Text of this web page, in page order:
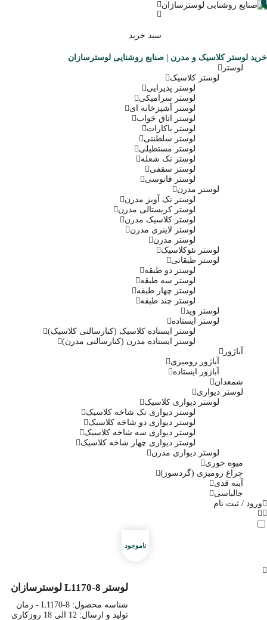
سبد خرید
خرید لوستر کلاسیک و مدرن | صنایع روشنایی لوسترسازان
لوستر
لوستر کلاسیک
لوستر پذیرایی
لوستر سرامیکی
لوستر آشپزخانه ای
لوستر اتاق خواب
لوستر باکارات
لوستر سلطنتی
لوستر مستطیلی
لوستر تک شعله
لوستر سقفی
لوستر فانوسی
لوستر مدرن
لوستر تک آویز مدرن
لوستر کریستالی مدرن
لوستر کلاسیک مدرن
لوستر لاینری مدرن
لوستر مدرن
لوستر نئوکلاسیک
لوستر طبقاتی
لوستر دو طبقه
لوستر سه طبقه
لوستر چهار طبقه
لوستر چند طبقه
لوستر وید
لوستر ایستاده
لوستر ایستاده کلاسیک (کنارسالنی کلاسیک)
لوستر ایستاده مدرن (کنارسالنی مدرن)
آباژور
آباژور رومیزی
آباژور ایستاده
شمعدان
لوستر دیواری
لوستر دیواری کلاسیک
لوستر دیواری تک شاخه کلاسیک
لوستر دیواری دو شاخه کلاسیک
لوستر دیواری سه شاخه کلاسیک
لوستر دیواری چهار شاخه کلاسیک
لوستر دیواری مدرن
میوه خوری
چراغ رومیزی (گردسوز)
آینه قدی
جالباسی
ورود / ثبت نام
لوستر L1170-8 لوسترسازان
شناسه محصول: L1170-8- زمان
تولید و ارسال: 12 الی 18 روزکاری